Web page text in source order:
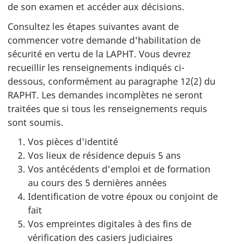
de son examen et accéder aux décisions.
Consultez les étapes suivantes avant de
commencer votre demande d'habilitation de
sécurité en vertu de la LAPHT. Vous devrez
recueillir les renseignements indiqués ci-
dessous, conformément au paragraphe 12(2) du
RAPHT. Les demandes incomplètes ne seront
traitées que si tous les renseignements requis
sont soumis.
Vos pièces d'identité
Vos lieux de résidence depuis 5 ans
Vos antécédents d'emploi et de formation
au cours des 5 dernières années
Identification de votre époux ou conjoint de
fait
Vos empreintes digitales à des fins de
vérification des casiers judiciaires